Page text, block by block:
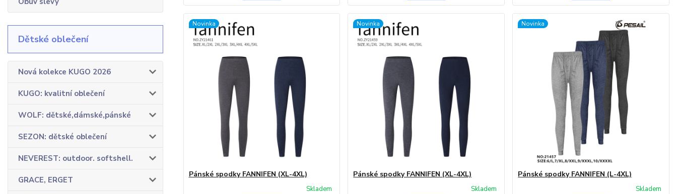
Dětské oblečení
Nová kolekce KUGO 2026
KUGO: kvalitní oblečení
WOLF: dětské,dámské,pánské
SEZON: dětské oblečení
NEVEREST: outdoor. softshell.
GRACE, ERGET
Novinka
Pánské spodky FANNIFEN (XL-4XL)
Skladem
Novinka
Pánské spodky FANNIFEN (XL-4XL)
Skladem
Novinka
Pánské spodky FANNIFEN (L-4XL)
Skladem